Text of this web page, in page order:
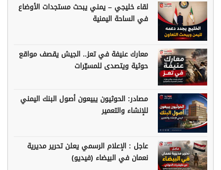
لقاء خليجي – يمني يبحث مستجدات الأوضاع
في الساحة اليمنية
معارك عنيفة في تعز.. الجيش يقصف مواقع
حوثية ويتصدى للمسيّرات
مصادر: الحوثيون يبيعون أصول البنك اليمني
للإنشاء والتعمير
عاجل : الإعلام الرسمي يعلن تحرير مديرية
نعمان في البيضاء (فيديو)